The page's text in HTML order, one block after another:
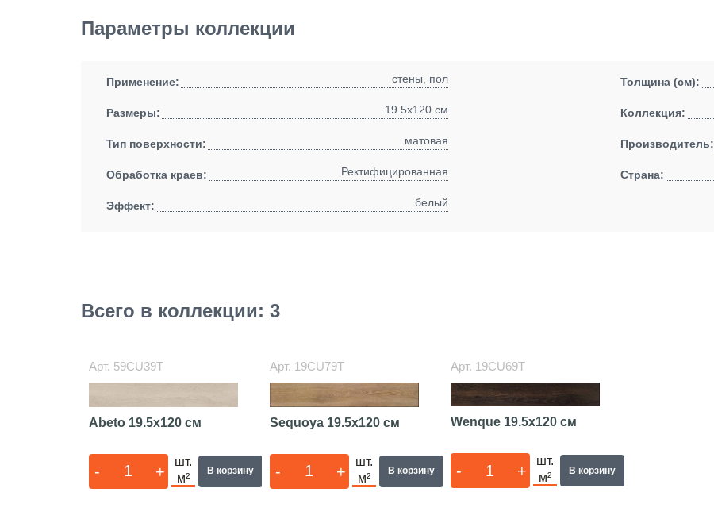
Параметры коллекции
Применение: стены, пол
Размеры: 19.5x120 см
Тип поверхности: матовая
Обработка краев: Ректифицированная
Эффект: белый
Толщина (см):
Коллекция:
Производитель:
Страна:
Всего в коллекции: 3
Арт. 59CU39T
Abeto 19.5x120 см
- +
шт.
м²
В корзину
Арт. 19CU79T
Sequoya 19.5x120 см
- +
шт.
м²
В корзину
Арт. 19CU69T
Wenque 19.5x120 см
- +
шт.
м²
В корзину